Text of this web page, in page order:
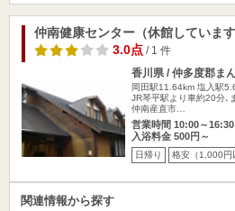
仲南健康センター（休館しています
3.0点/ 1 件
香川県 / 仲多度郡ま
岡田駅11.64km 塩入駅
JR琴平駅より車約20分､
仲南産直市…
営業時間 10:00～16:30
入浴料金 500円～
日帰り 格安（1,000円
関連情報から探す